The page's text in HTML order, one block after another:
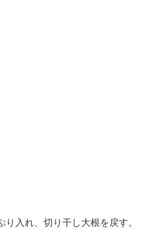
入れ、切り干し大根を戻す。